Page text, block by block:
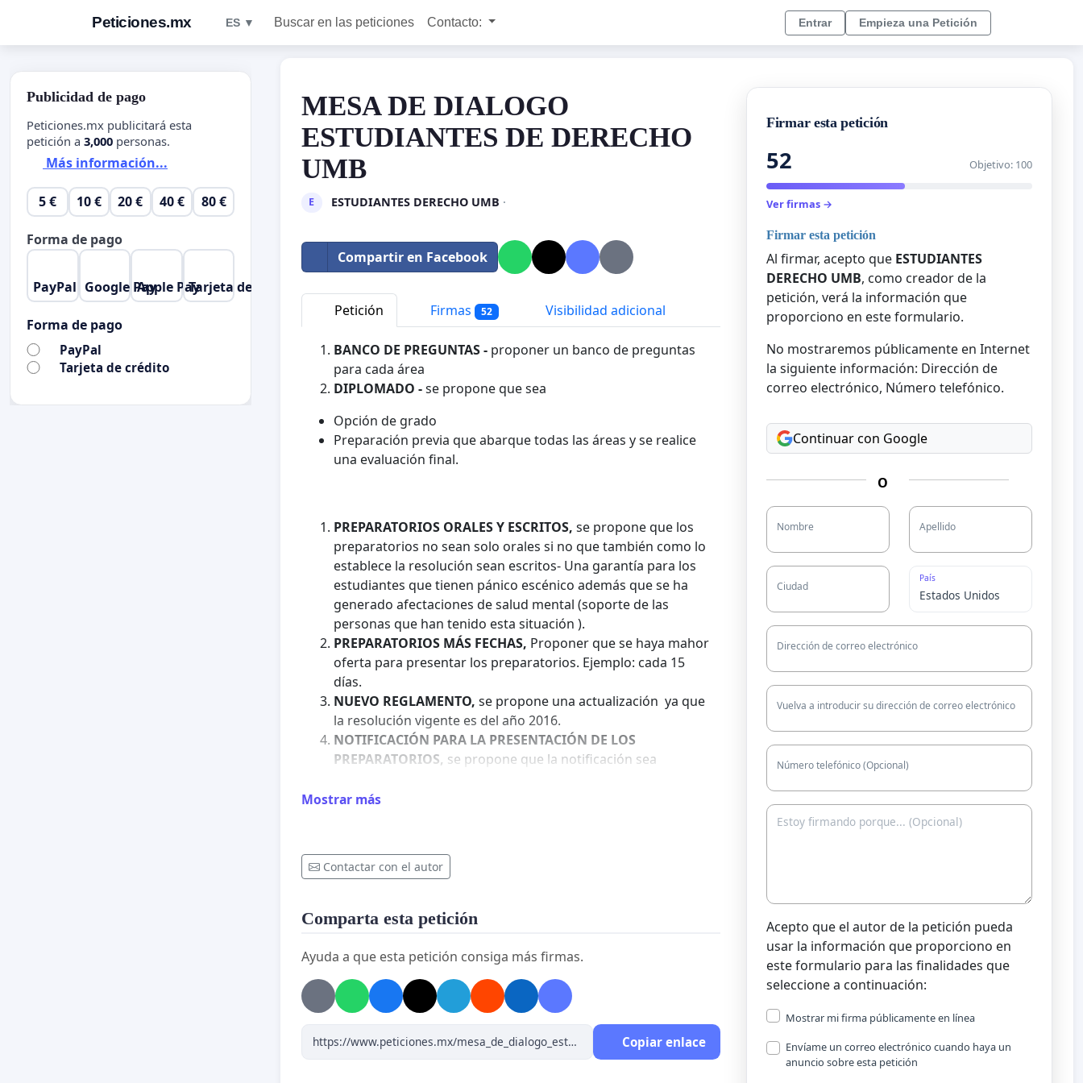
Peticiones.mx ES ▼ Buscar en las peticiones Contacto: Entrar Empieza una Petición
MESA DE DIALOGO
ESTUDIANTES DE DERECHO
UMB
E ESTUDIANTES DERECHO UMB ·
Compartir en Facebook
Petición Firmas 52 Visibilidad adicional
BANCO DE PREGUNTAS - proponer un banco de preguntas
para cada área
DIPLOMADO -se propone que sea
Opción de grado
Preparación previa que abarque todas las áreas y se realice
una evaluación final.
PREPARATORIOS ORALES Y ESCRITOS, se propone que los
preparatorios no sean solo orales si no que también como lo
establece la resolución sean escritos- Una garantía para los
estudiantes que tienen pánico escénico además que se ha
generado afectaciones de salud mental (soporte de las
personas que han tenido esta situación ).
PREPARATORIOS MÁS FECHAS, Proponer que se haya mahor
oferta para presentar los preparatorios. Ejemplo: cada 15
días.
NUEVO REGLAMENTO, se propone una actualización ya que
la resolución vigente es del año 2016.
NOTIFICACIÓN PARA LA PRESENTACIÓN DE LOS
PREPARATORIOS, se propone que la notificación sea
SESIONES DE ESTUDIO PARA LOS PREPARATORIOS CON LOS
una actualización en derecho de los temas y como un estudio
previo a la presentación de los mismos.
preparatorio de un mes afecta en el tiempo límite de dos años
para la presentación de los preparatorios y el factor
económico.
Reconsiderar las sanciones en los semestres de actualización
(suspensión de términos)
Preguntas de jurisprudencia, doctrina y autores específica
-Informar la inconformidad de que se realicen preguntas de
Mostrar más
Contactar con el autor
Comparta esta petición
Ayuda a que esta petición consiga más firmas.
Copiar enlace
Firmar esta petición
52 Objetivo: 100
Ver firmas →
Firmar esta petición
Al firmar, acepto que ESTUDIANTES
DERECHO UMB, como creador de la
petición, verá la información que
proporciono en este formulario.
No mostraremos públicamente en Internet
la siguiente información: Dirección de
correo electrónico, Número telefónico.
Continuar con Google
O
Nombre Apellido
Ciudad
País
Dirección de correo electrónico
Vuelva a introducir su dirección de correo electrónico
Número telefónico (Opcional)
Acepto que el autor de la petición pueda
usar la información que proporciono en
este formulario para las finalidades que
seleccione a continuación:
Mostrar mi firma públicamente en línea
Envíame un correo electrónico cuando haya un
anuncio sobre esta petición
Publicidad de pago
Peticiones.mx publicitará esta
petición a 3,000 personas.
Más información...
5 € 10 € 20 € 40 € 80 €
Forma de pago
PayPal Google PayApple PayTarjeta de crédito
Forma de pago
PayPal
Tarjeta de crédito